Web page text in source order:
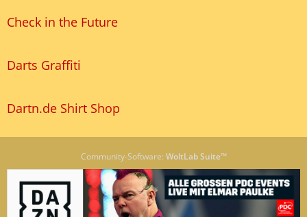
Check in the Future
Darts Graffiti
Dartn.de Shirt Shop
Community-Software: WoltLab Suite™